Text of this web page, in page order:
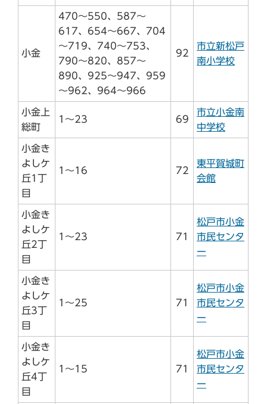
小金
470～550、587～
617、654～667、704
～719、740～753、
790～820、857～
890、925～947、959
～962、964～966
92
市立新松戸
南小学校
小金上
総町
1～23 69
市立小金南
中学校
小金き
よしケ
丘1丁
目
1～16 72
東平賀城町
会館
小金き
よしケ
丘2丁
目
1～23 71
松戸市小金
市民センタ
ー
小金き
よしケ
丘3丁
目
1～25 71
松戸市小金
市民センタ
ー
小金き
よしケ
丘4丁
目
1～15 71
松戸市小金
市民センタ
ー